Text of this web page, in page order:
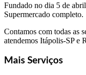
Fundado no dia 5 de
Supermercado completo.
Contamos com todas as
atendemos Itápolis-SP e
Mais Serviços